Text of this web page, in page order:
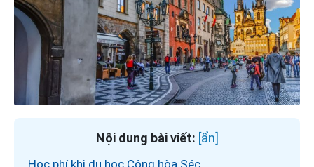
Nội dung bài viết:
Học phí khi du học Cộng hòa Séc